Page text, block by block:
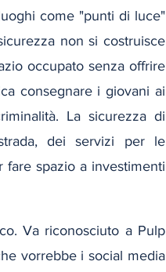
come "punti di luce"
non si costruisce
occupato senza offrire
consegnare i giovani ai
La sicurezza di
dei servizi per le
fare spazio a investimenti
Va riconosciuto a Pulp
vorrebbe i social media